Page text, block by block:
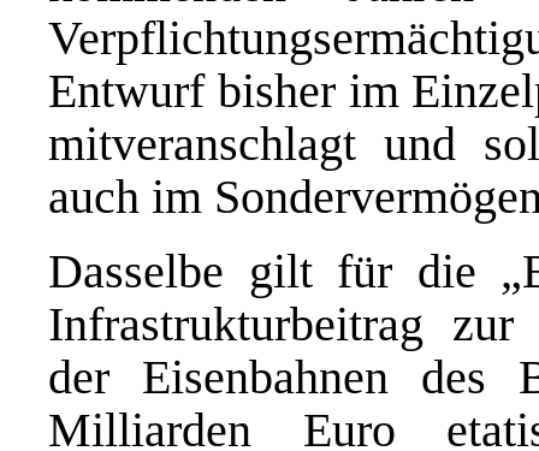
Entwurf bisher im
mitveranschlagt und
auch im
Dasselbe gilt für die
Infrastrukturbeitrag
der Eisenbahnen des
Milliarden Euro